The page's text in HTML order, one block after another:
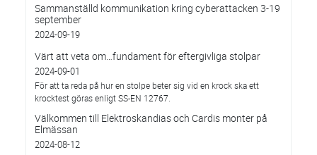
Sammanställd kommunikation kring cyberattacken 3-19
september
2024-09-19
Värt att veta om…fundament för eftergivliga stolpar
2024-09-01
För att ta reda på hur en stolpe beter sig vid en krock ska ett
krocktest göras enligt SS-EN 12767.
Välkommen till Elektroskandias och Cardis monter på
Elmässan
2024-08-12